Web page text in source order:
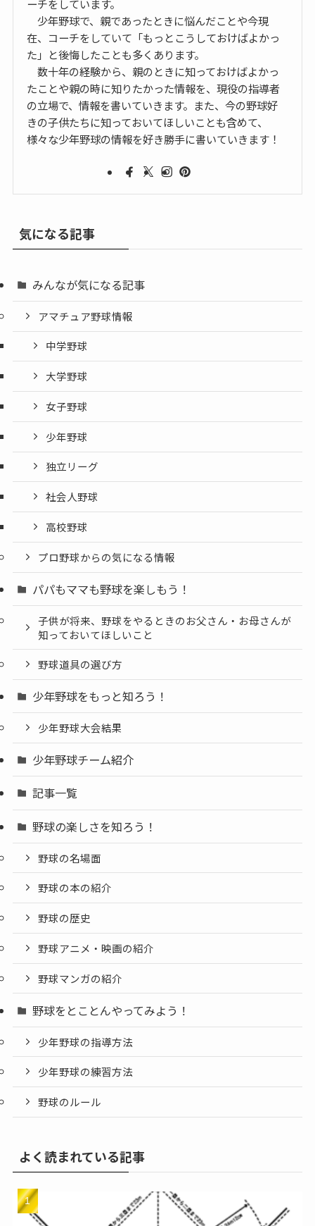
ーチをしています。
少年野球で、親であったときに悩んだことや今現
在、コーチをしていて「もっとこうしておけばよかっ
た」と後悔したことも多くあります。
数十年の経験から、親のときに知っておけばよかっ
たことや親の時に知りたかった情報を、現役の指導者
の立場で、情報を書いていきます。また、今の野球好
きの子供たちに知っておいてほしいことも含めて、
様々な少年野球の情報を好き勝手に書いていきます！
気になる記事
みんなが気になる記事
アマチュア野球情報
中学野球
大学野球
女子野球
少年野球
独立リーグ
社会人野球
高校野球
プロ野球からの気になる情報
パパもママも野球を楽しもう！
子供が将来、野球をやるときのお父さん・お母さんが
知っておいてほしいこと
野球道具の選び方
少年野球をもっと知ろう！
少年野球大会結果
少年野球チーム紹介
記事一覧
野球の楽しさを知ろう！
野球の名場面
野球の本の紹介
野球の歴史
野球アニメ・映画の紹介
野球マンガの紹介
野球をとことんやってみよう！
少年野球の指導方法
少年野球の練習方法
野球のルール
よく読まれている記事